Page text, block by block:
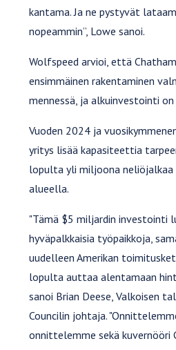
kantama. Ja ne pystyvät
nopeammin”, Lowe sanoi.
Wolfspeed arvioi, että
ensimmäinen rakentaminen
mennessä, ja alkuinvestointi
Vuoden 2024 ja
yritys lisää kapasiteettia
lopulta yli miljoona neliöjalkaa
alueella.
"Tämä $5 miljardin investointi
hyväpalkkaisia työpaikkoja,
uudelleen Amerikan
lopulta auttaa alentamaan
sanoi Brian Deese, Valkoisen
Councilin johtaja.
onnittelemme sekä kuvernööri